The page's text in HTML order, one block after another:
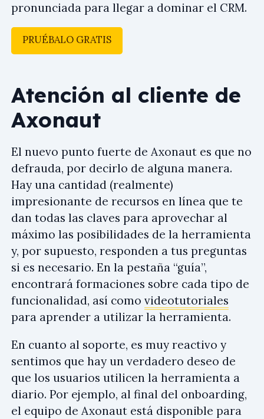
pronunciada para llegar a dominar el CRM.
PRUÉBALO GRATIS
Atención al cliente de
Axonaut
El nuevo punto fuerte de Axonaut es que no
defrauda, por decirlo de alguna manera.
Hay una cantidad (realmente)
impresionante de recursos en línea que te
dan todas las claves para aprovechar al
máximo las posibilidades de la herramienta
y, por supuesto, responden a tus preguntas
si es necesario. En la pestaña “guía”,
encontrará formaciones sobre cada tipo de
funcionalidad, así como videotutoriales
para aprender a utilizar la herramienta.
En cuanto al soporte, es muy reactivo y
sentimos que hay un verdadero deseo de
que los usuarios utilicen la herramienta a
diario. Por ejemplo, al final del onboarding,
el equipo de Axonaut está disponible para